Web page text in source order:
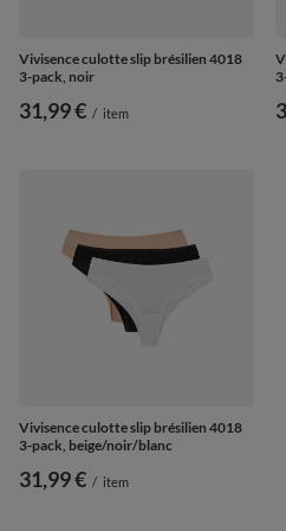
Vivisence culotte slip brésilien 4018
3-pack, noir
31,99 € / item
Vivisence culotte slip brésilien 4018
3-pack, beige/noir/blanc
31,99 € / item